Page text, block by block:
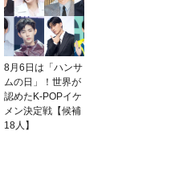
8月6日は「ハンサ
ムの日」！世界が
認めたK-POPイケ
メン決定戦【候補
18人】